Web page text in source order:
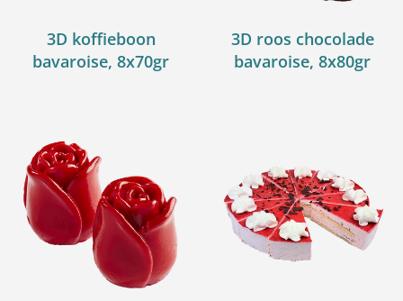
3D koffieboon
bavaroise, 8x70gr
3D roos chocolade
bavaroise, 8x80gr